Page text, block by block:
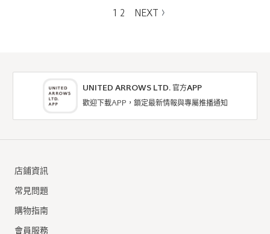
1 2 NEXT
UNITED ARROWS LTD. 官方APP
歡迎下載APP，鎖定最新情報與專屬推播通知
店鋪資訊
常見問題
購物指南
會員服務